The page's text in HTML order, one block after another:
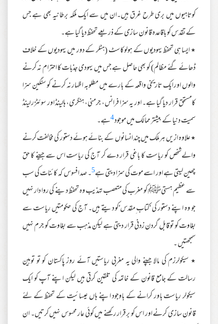
کوتاہیوں میں بری طرح غرق ہیں۔ان میں سے ایک ملکہ برطانیہ بھی ہے جس
کے تقدس کو باقاعدہ قانون سازی کے ذریعے تحفظ دیا گیا ہے۔
٭ ایسا ہی تحفظ یہودیوں کے ہولوکاسٹ (ہٹلر کے دور میں یہودیوں کے خلاف
ڈھائے گئے مظالم) کو بھی حاصل ہے جس میں یہودی جذبات کا احترام نہ کرنے
والوں اور ایک تاریخی واقعہ کے بارے میں مطلوبہ اظہار نہ کرنے کو سنگین سزا
کامستحق قرار دیا گیا ہے۔ اور یہ سزا فرانس، جرمنی، ہنگری، ہالینڈ اور سوئٹزر لینڈ
سمیت دنیا کے بیشتر ممالک میں موجود4ہے۔
٭ علاوہ ازیں ہرملک میں چند انسانوں کے بنائے ہوئے دستور کی مخالفت کرنے
والےشخص کو ریاست کا باغی قرار دے کر آج کی ریاست اس سے جینے کا حق
چھین لیتی ہے اور اسے موت کی سزا دیتی ہے5۔ صد افسوس کہ کائنات کی سب
سے عظیم ہستیﷺ کو مغرب کی متعصب تہذیب وہ تحفظ دینے کی روا دار نہیں
جو وہ اپنے دستور کی 'کتاب ِمقدس'کو دیتے ہیں۔ آج کی حکومتیں ریاست سے
بغاوت کو تو قابل گردن زدنی قرار دیتی ہے لیکن مذہب سے بغاوت کو جرم نہیں
سمجھتیں ۔
٭ سیکولرزم کی مالا جپنے والی یہ مغربی ریاستیں آئے روز پاکستان کو تو توہین
رسالت کے جامع قانون کے خاتمہ کی تلقین کرتی ہیں لیکن اپنے آپ کو ایک
سیکولر ریاست باور کرانے کے باوجود اپنے ہاں عیسائیت کے تحفظ کے لئے
قانون سازی کرنے اور اس کو برقرار رکھنے میں کوئی عار محسوس نہیں کرتیں۔ ان